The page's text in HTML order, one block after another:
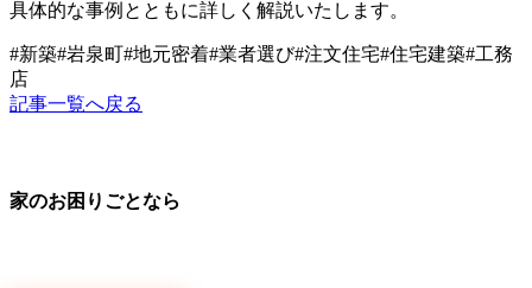
具体的な事例とともに詳しく解説いたします。
#新築#岩泉町#地元密着#業者選び#注文住宅#住宅建築#工務
店
記事一覧へ戻る
家のお困りごとなら